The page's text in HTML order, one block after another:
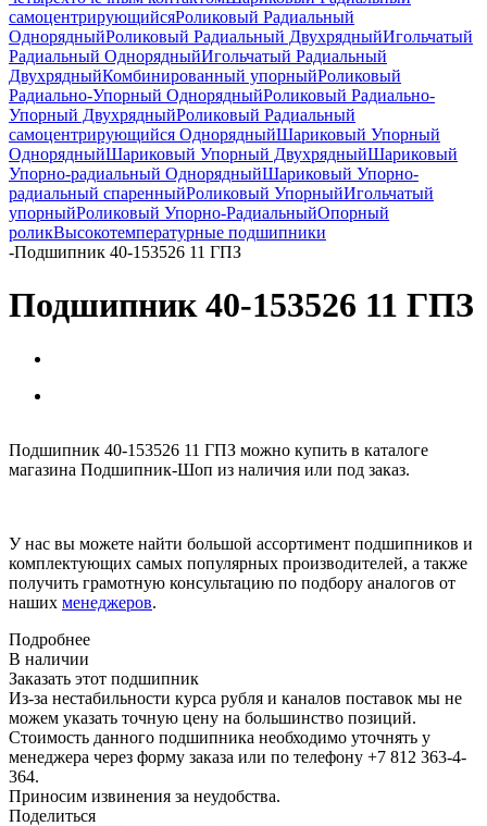
самоцентрирующийсяРоликовый Радиальный
ОднорядныйРоликовый Радиальный ДвухрядныйИгольчатый
Радиальный ОднорядныйИгольчатый Радиальный
ДвухрядныйКомбинированный упорныйРоликовый
Радиально-Упорный ОднорядныйРоликовый Радиально-
Упорный ДвухрядныйРоликовый Радиальный
самоцентрирующийся ОднорядныйШариковый Упорный
ОднорядныйШариковый Упорный ДвухрядныйШариковый
Упорно-радиальный ОднорядныйШариковый Упорно-
радиальный спаренныйРоликовый УпорныйИгольчатый
упорныйРоликовый Упорно-РадиальныйОпорный
роликВысокотемпературные подшипники
-Подшипник 40-153526 11 ГПЗ
Подшипник 40-153526 11 ГПЗ
Подшипник 40-153526 11 ГПЗ можно купить в каталоге
магазина Подшипник-Шоп из наличия или под заказ.
У нас вы можете найти большой ассортимент подшипников и
комплектующих самых популярных производителей, а также
получить грамотную консультацию по подбору аналогов от
наших менеджеров.
Подробнее
В наличии
Заказать этот подшипник
Из-за нестабильности курса рубля и каналов поставок мы не
можем указать точную цену на большинство позиций.
Стоимость данного подшипника необходимо уточнять у
менеджера через форму заказа или по телефону +7 812 363-4-
364.
Приносим извинения за неудобства.
Поделиться